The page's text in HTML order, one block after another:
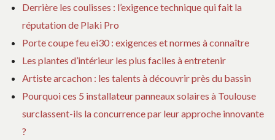
d
e
l
Derrière les coulisses : l’exigence technique qui fait la
réputation de Plaki Pro
Porte coupe feu ei30 : exigences et normes à connaître
Les plantes d’intérieur les plus faciles à entretenir
Artiste arcachon : les talents à découvrir près du bassin
Pourquoi ces 5 installateur panneaux solaires à Toulouse
surclassent-ils la concurrence par leur approche innovante
?